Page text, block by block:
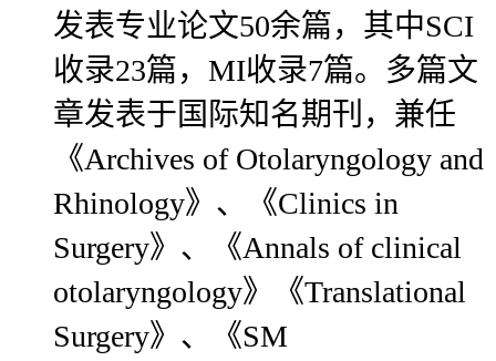
发表专业论文50余篇，其中SCI
收录23篇，MI收录7篇。多篇文
章发表于国际知名期刊，兼任
《Archives of Otolaryngology and
Rhinology》、《Clinics in
Surgery》、《Annals of clinical
otolaryngology》《Translational
Surgery》、《SM